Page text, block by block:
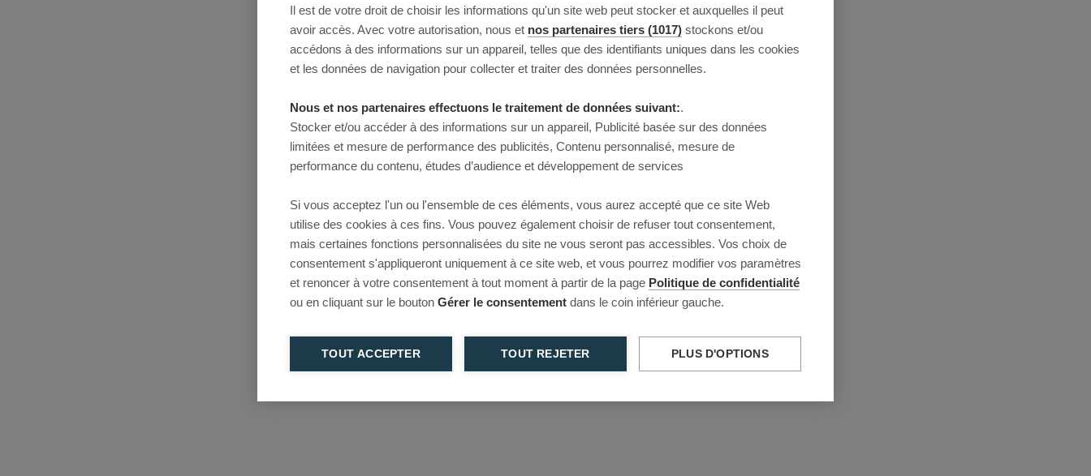
Il est de votre droit de choisir les informations qu'un site web peut stocker et auxquelles il peut
avoir accès. Avec votre autorisation, nous et nos partenaires tiers (1017) stockons et/ou
accédons à des informations sur un appareil, telles que des identifiants uniques dans les cookies
et les données de navigation pour collecter et traiter des données personnelles.
Nous et nos partenaires effectuons le traitement de données suivant:.
Stocker et/ou accéder à des informations sur un appareil, Publicité basée sur des données
limitées et mesure de performance des publicités, Contenu personnalisé, mesure de
performance du contenu, études d’audience et développement de services
Si vous acceptez l'un ou l'ensemble de ces éléments, vous aurez accepté que ce site Web
utilise des cookies à ces fins. Vous pouvez également choisir de refuser tout consentement,
mais certaines fonctions personnalisées du site ne vous seront pas accessibles. Vos choix de
consentement s'appliqueront uniquement à ce site web, et vous pourrez modifier vos paramètres
et renoncer à votre consentement à tout moment à partir de la page Politique de confidentialité
ou en cliquant sur le bouton Gérer le consentement dans le coin inférieur gauche.
TOUT ACCEPTER TOUT REJETER PLUS D'OPTIONS
This page couldn’t load
Reload to try again, or go back.
Reload Back